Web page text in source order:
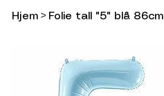
Hjem > Folie tall "5" blå 86cm